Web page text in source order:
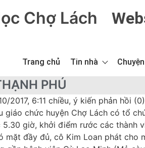
Chợ Lách
Trang chủ Tin nhà
PHÚ
2017, 6:11 chiều, ý kiến phản hồi (0)
giáo chức huyện Chợ Lách có tổ
5.30 giờ, khởi điểm rước các thành
mặt đầy đủ, cô Kim Loan phát